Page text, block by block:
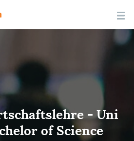
- Uni
of Science